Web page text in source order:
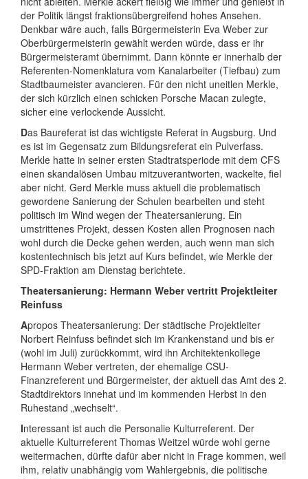
der Politik längst fraktionsübergreifend hohes Ansehen.
Denkbar wäre auch, falls Bürgermeisterin Eva Weber zur
Oberbürgermeisterin gewählt werden würde, dass er ihr
Bürgermeisteramt übernimmt. Dann könnte er innerhalb der
Referenten-Nomenklatura vom Kanalarbeiter (Tiefbau) zum
Stadtbaumeister avancieren. Für den nicht uneitlen Merkle,
der sich kürzlich einen schicken Porsche Macan zulegte,
sicher eine verlockende Aussicht.
Das Baureferat ist das wichtigste Referat in Augsburg. Und
es ist im Gegensatz zum Bildungsreferat ein Pulverfass.
Merkle hatte in seiner ersten Stadtratsperiode mit dem CFS
einen skandalösen Umbau mitzuverantworten, wackelte, fiel
aber nicht. Gerd Merkle muss aktuell die problematisch
gewordene Sanierung der Schulen bearbeiten und steht
politisch im Wind wegen der Theatersanierung. Ein
umstrittenes Projekt, dessen Kosten allen Prognosen nach
wohl durch die Decke gehen werden, auch wenn man sich
kostentechnisch bis jetzt auf Kurs befindet, wie Merkle der
SPD-Fraktion am Dienstag berichtete.
Theatersanierung: Hermann Weber vertritt Projektleiter
Reinfuss
Apropos Theatersanierung: Der städtische Projektleiter
Norbert Reinfuss befindet sich im Krankenstand und bis er
(wohl im Juli) zurückkommt, wird ihn Architektenkollege
Hermann Weber vertreten, der ehemalige CSU-
Finanzreferent und Bürgermeister, der aktuell das Amt des 2.
Stadtdirektors innehat und im kommenden Herbst in den
Ruhestand „wechselt“.
Interessant ist auch die Personalie Kulturreferent. Der
aktuelle Kulturreferent Thomas Weitzel würde wohl gerne
weitermachen, dürfte dafür aber nicht in Frage kommen, weil
ihm, relativ unabhängig vom Wahlergebnis, die politische